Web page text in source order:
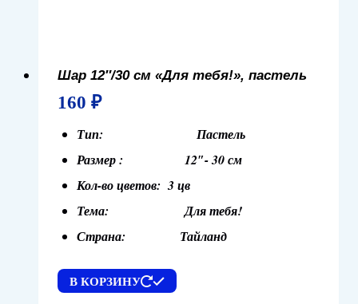
Шар 12″/30 см «Для тебя!», пастель
160 ₽
Тип: Пастель
Размер : 12″- 30 см
Кол-во цветов: 3 цв
Тема: Для тебя!
Страна: Тайланд
В КОРЗИНУ